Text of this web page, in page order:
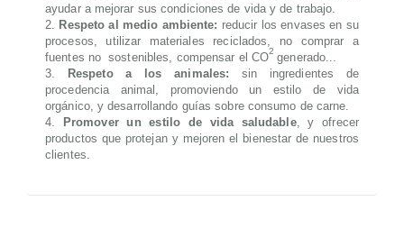
ayudar a mejorar sus condiciones de vida y de trabajo.
Respeto al medio ambiente: reducir los envases en su
procesos, utilizar materiales reciclados, no comprar a
fuentes no sostenibles, compensar el CO2 generado...
Respeto a los animales: sin ingredientes de
procedencia animal, promoviendo un estilo de vida
orgánico, y desarrollando guías sobre consumo de carne.
Promover un estilo de vida saludable, y ofrecer
productos que protejan y mejoren el bienestar de nuestros
clientes.